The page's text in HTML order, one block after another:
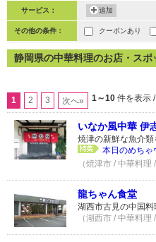
サービス： 追加
その他の条件： クーポンあり
静岡県の中華料理のお店・スポ
1 2 3 次へ» 1～10 件を表示
いなか風中華 伊
焼津の新鮮な魚介
本日のめちゃ
（焼津市 / 中華料理
龍ちゃん食堂
湖西市古見の中国
（湖西市 / 中華料理